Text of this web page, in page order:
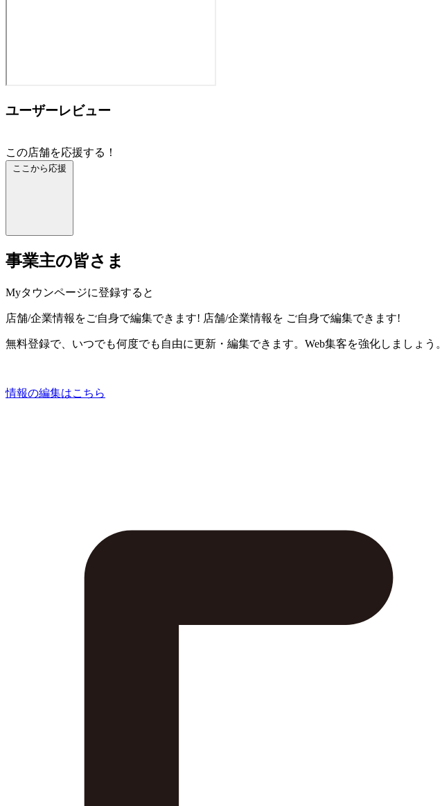
ユーザーレビュー
この店舗を応援する！
ここから応援
事業主の皆さま
Myタウンページに登録すると
店舗/企業情報をご自身で編集できます! 店舗/企業情報を ご自身で編集できます!
無料登録で、いつでも何度でも自由に更新・編集できます。Web集客を強化しましょう。
情報の編集はこちら